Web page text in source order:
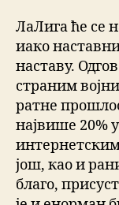
ЛаЛига ће се
иако
наставу.
страним
ратне
највише 20%
још, као и
благо,